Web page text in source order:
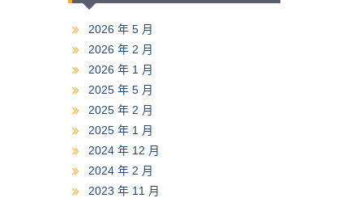
2026 年 5 月
2026 年 2 月
2026 年 1 月
2025 年 5 月
2025 年 2 月
2025 年 1 月
2024 年 12 月
2024 年 2 月
2023 年 11 月